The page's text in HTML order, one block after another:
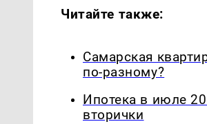
Читайте также:
Самарская
по-разному?
Ипотека в июле
вторички